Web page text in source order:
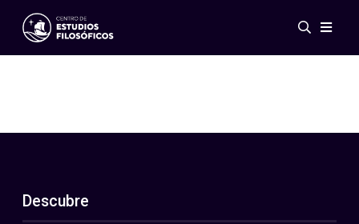
Eventos
ES
EN
Descubre